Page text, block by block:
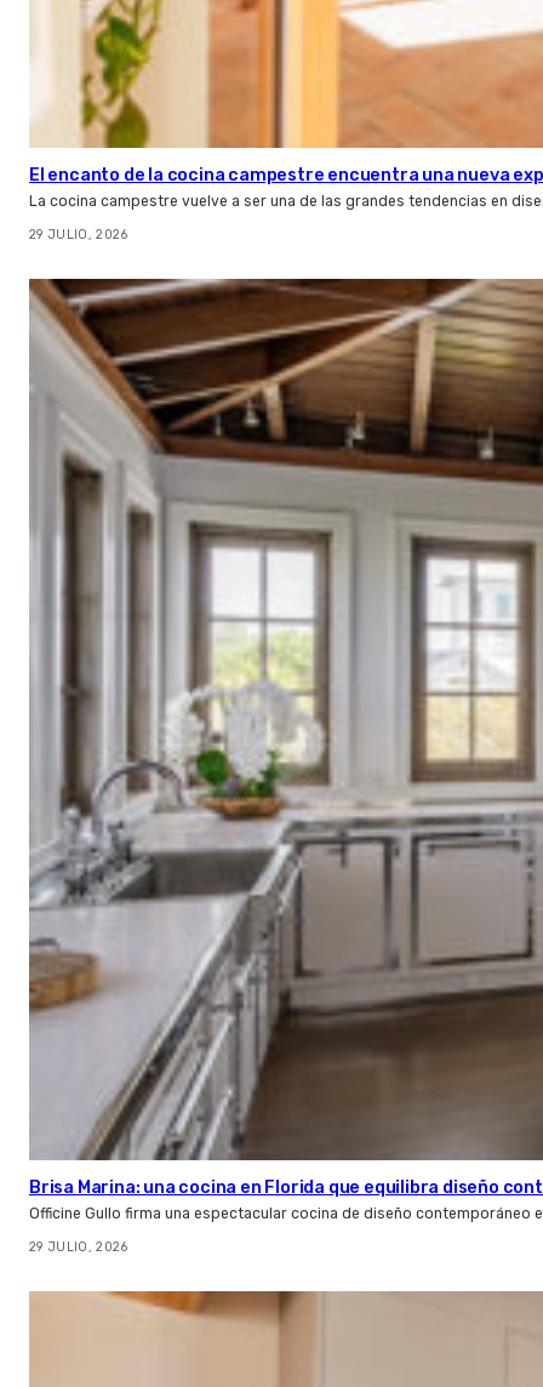
El encanto de la cocina campestre encuentra una nueva
La cocina campestre vuelve a ser una de las grandes tendencias en
29 JULIO, 2026
Brisa Marina: una cocina en Florida que equilibra diseño
Officine Gullo firma una espectacular cocina de diseño contemporáneo
29 JULIO, 2026